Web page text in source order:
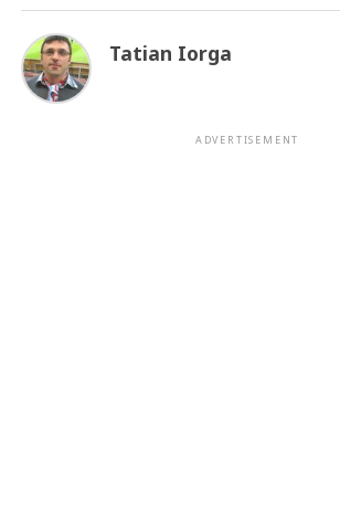
Tatian Iorga
ADVERTISEMENT